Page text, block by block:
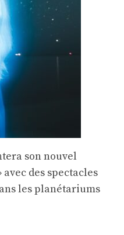
son nouvel
avec des spectacles
les planétariums